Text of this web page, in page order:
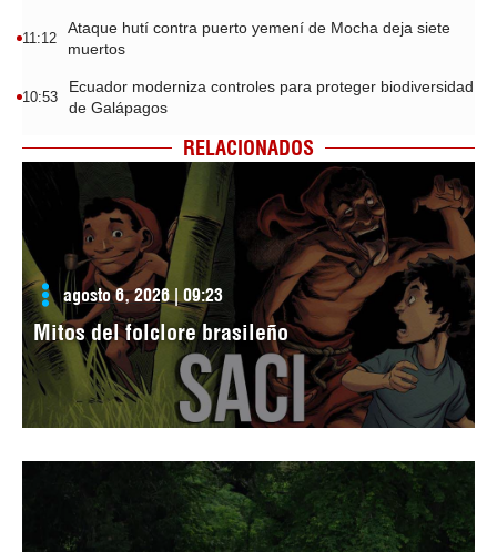
11:12
Ataque hutí contra puerto yemení de Mocha deja siete
muertos
10:53
Ecuador moderniza controles para proteger biodiversidad
de Galápagos
RELACIONADOS
agosto 6, 2026 | 09:23
Mitos del folclore brasileño